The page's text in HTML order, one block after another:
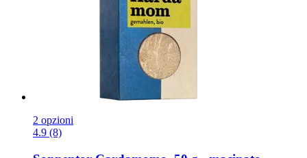
2 opzioni
4.9 (8)